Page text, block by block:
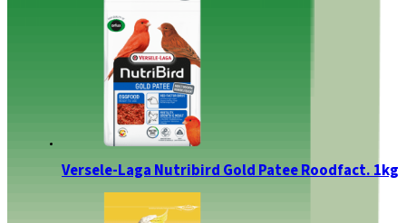
Versele-Laga Nutribird Gold Patee Roodfact. 1kg